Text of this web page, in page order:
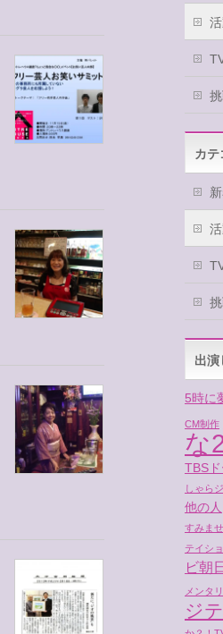
カテ
出演
5時に
CM制作
な
TBS
しゃら
他の人
すみま
テイシ
ビ朝
メンタ
ジ